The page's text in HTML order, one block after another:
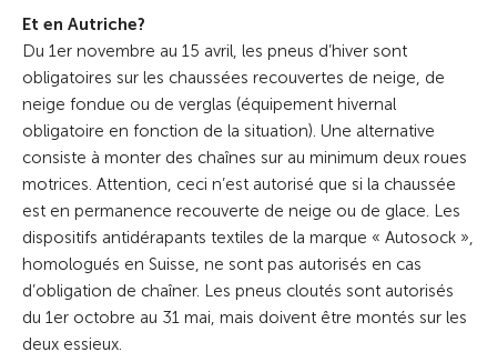
Et en Autriche?
Du 1er novembre au 15 avril, les pneus d’hiver sont
obligatoires sur les chaussées recouvertes de neige, de
neige fondue ou de verglas (équipement hivernal
obligatoire en fonction de la situation). Une alternative
consiste à monter des chaînes sur au minimum deux roues
motrices. Attention, ceci n’est autorisé que si la chaussée
est en permanence recouverte de neige ou de glace. Les
dispositifs antidérapants textiles de la marque « Autosock »,
homologués en Suisse, ne sont pas autorisés en cas
d’obligation de chaîner. Les pneus cloutés sont autorisés
du 1er octobre au 31 mai, mais doivent être montés sur les
deux essieux.